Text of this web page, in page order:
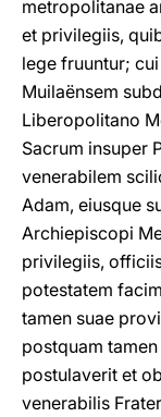
metropolitanae
et privilegiis,
lege fruuntur;
Muilaënsem
Liberopolitano
Sacrum insuper
venerabilem
Adam, eiusque
Archiepiscopi
privilegiis,
potestatem
tamen suae
postquam
postulaverit et
venerabilis